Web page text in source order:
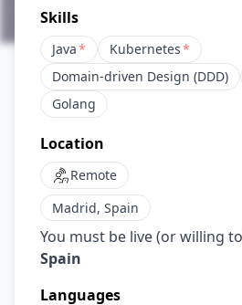
Skills
Java* Kubernetes*
Domain-driven Design (DDD)
Golang
Location
Remote
Madrid, Spain
You must be live (or willing
Spain
Languages